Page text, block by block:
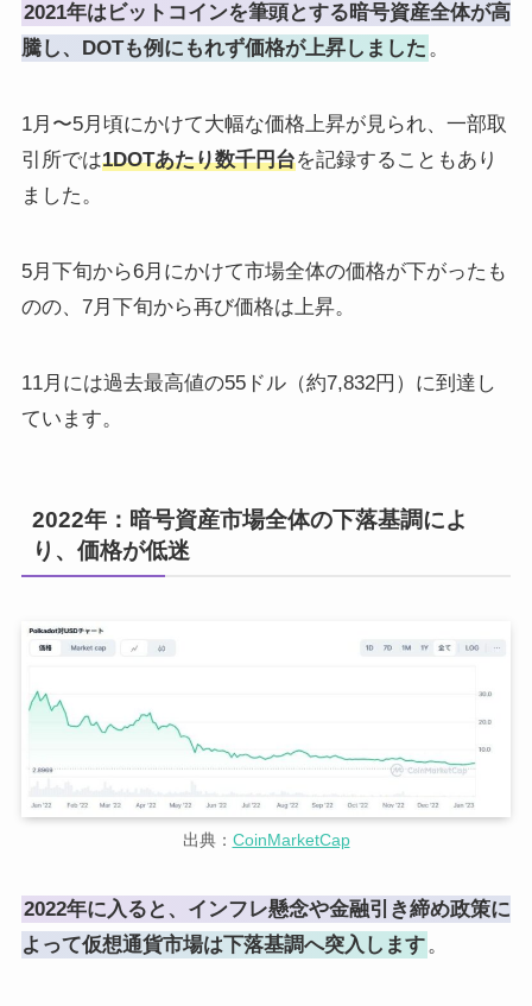
2021年はビットコインを筆頭とする暗号資産全体が高
騰し、DOTも例にもれず価格が上昇しました 。
1月〜5月頃にかけて大幅な価格上昇が見られ、一部取
引所では1DOTあたり数千円台を記録することもあり
ました。
5月下旬から6月にかけて市場全体の価格が下がったも
のの、7月下旬から再び価格は上昇。
11月には過去最高値の55ドル（約7,832円）に到達し
ています。
2022年：暗号資産市場全体の下落基調によ
り、価格が低迷
出典： CoinMarketCap
2022年に入ると、インフレ懸念や金融引き締め政策に
よって仮想通貨市場は下落基調へ突入します。